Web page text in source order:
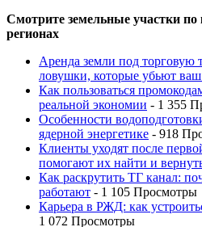
Смотрите земельные участки по
регионах
Аренда земли под торговую
ловушки, которые убьют ваш
Как пользоваться
реальной экономии - 1 355
Особенности
ядерной энергетике - 918
Клиенты уходят после
помогают их найти и
Как раскрутить ТГ канал:
работают - 1 105 Просмотры
Карьера в РЖД: как
1 072 Просмотры